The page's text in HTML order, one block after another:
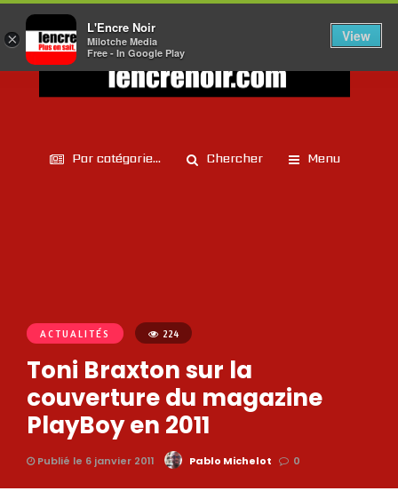
Par catégorie... Chercher Menu
ACTUALITÉS 224
Toni Braxton sur la
couverture du magazine
PlayBoy en 2011
Publié le 6 janvier 2011 Pablo Michelot 0
×
L'Encre Noir
Milotche Media
Free - In Google Play
View